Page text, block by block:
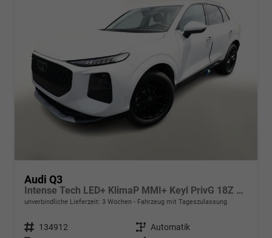
Audi Q3
Intense Tech LED+ KlimaP MMI+ Keyl PrivG 18Z eHK PDC+
unverbindliche Lieferzeit: 3 Wochen Fahrzeug mit Tageszulassung
Fahrzeugnr. 134912 Getriebe Automatik